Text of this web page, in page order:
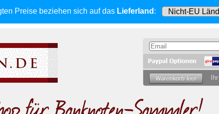
Preise beziehen sich auf das Lieferland :